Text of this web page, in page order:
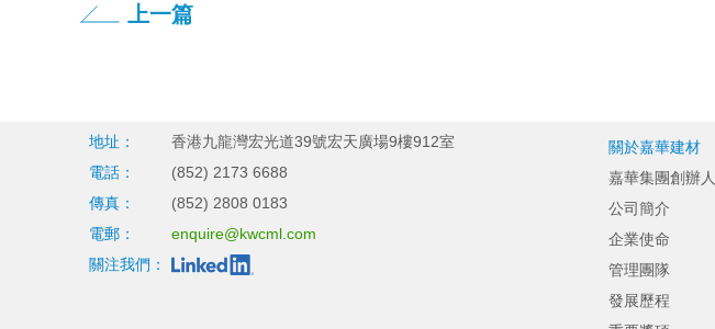
上一篇
地址：
香港九龍灣宏光道39號宏天廣場9樓912室
電話：
(852) 2173 6688
傳真：
(852) 2808 0183
電郵：
enquire@kwcml.com
關注我們：
關於嘉華建材
嘉華集團創辦人
公司簡介
企業使命
管理團隊
發展歷程